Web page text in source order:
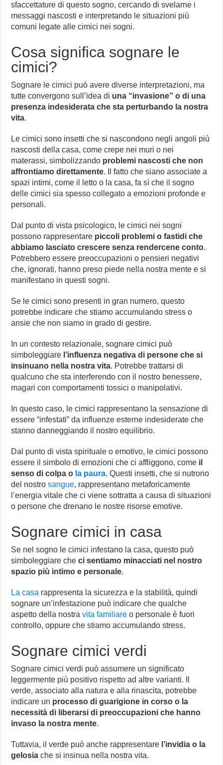
sfaccettature di questo sogno, cercando di svelarne i
messaggi nascosti e interpretando le situazioni più
comuni legate alle cimici nei sogni.
Cosa significa sognare le
cimici?
Sognare le cimici può avere diverse interpretazioni, ma
tutte convergono sull’idea di una “invasione” o di una
presenza indesiderata che sta perturbando la nostra
vita.
Le cimici sono insetti che si nascondono negli angoli più
nascosti della casa, come crepe nei muri o nei
materassi, simbolizzando problemi nascosti che non
affrontiamo direttamente. Il fatto che siano associate a
spazi intimi, come il letto o la casa, fa sì che il sogno
delle cimici sia spesso collegato a emozioni profonde e
personali.
Dal punto di vista psicologico, le cimici nei sogni
possono rappresentare piccoli problemi o fastidi che
abbiamo lasciato crescere senza rendercene conto.
Potrebbero essere preoccupazioni o pensieri negativi
che, ignorati, hanno preso piede nella nostra mente e si
manifestano in questi sogni.
Se le cimici sono presenti in gran numero, questo
potrebbe indicare che stiamo accumulando stress o
ansie che non siamo in grado di gestire.
In un contesto relazionale, sognare cimici può
simboleggiare l’influenza negativa di persone che si
insinuano nella nostra vita. Potrebbe trattarsi di
qualcuno che sta interferendo con il nostro benessere,
magari con comportamenti tossici o manipolativi.
In questo caso, le cimici rappresentano la sensazione di
essere “infestati” da influenze esterne indesiderate che
stanno danneggiando il nostro equilibrio.
Dal punto di vista spirituale o emotivo, le cimici possono
essere il simbolo di emozioni che ci affliggono, come il
senso di colpa o la paura. Questi insetti, che si nutrono
del nostrosangue, rappresentano metaforicamente
l’energia vitale che ci viene sottratta a causa di situazioni
o persone che drenano le nostre risorse emotive.
Sognare cimici in casa
Se nel sogno le cimici infestano la casa, questo può
simboleggiare checi sentiamo minacciati nel nostro
spazio più intimo e personale.
La casa rappresenta la sicurezza e la stabilità, quindi
sognare un’infestazione può indicare che qualche
aspetto della nostravita familiare o personale è fuori
controllo, oppure che stiamo accumulando stress.
Sognare cimici verdi
Sognare cimici verdi può assumere un significato
leggermente più positivo rispetto ad altre varianti. Il
verde, associato alla natura e alla rinascita, potrebbe
indicare un processo di guarigione in corso o la
necessità di liberarsi di preoccupazioni che hanno
invaso la nostra mente.
Tuttavia, il verde può anche rappresentare l’invidia o la
gelosia che si insinua nella nostra vita.